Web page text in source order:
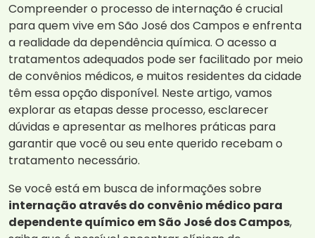
Compreender o processo de internação é crucial
para quem vive em São José dos Campos e enfrenta
a realidade da dependência química. O acesso a
tratamentos adequados pode ser facilitado por meio
de convênios médicos, e muitos residentes da cidade
têm essa opção disponível. Neste artigo, vamos
explorar as etapas desse processo, esclarecer
dúvidas e apresentar as melhores práticas para
garantir que você ou seu ente querido recebam o
tratamento necessário.
Se você está em busca de informações sobre
internação através do convênio médico para
dependente químico em São José dos Campos,